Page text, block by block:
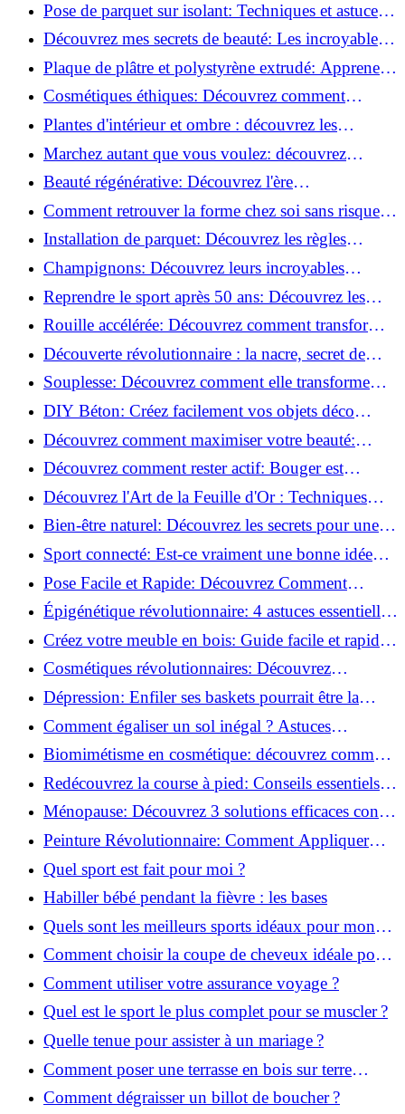
Pose de parquet sur isolant: Techniques et astuces
pour un sol parfait!
Découvrez mes secrets de beauté: Les incroyables
vertus du raisin!
Plaque de plâtre et polystyrène extrudé: Apprenez
à les coller efficacement!
Cosmétiques éthiques: Découvrez comment
transformer votre routine beauté!
Plantes d'intérieur et ombre : découvrez les
meilleures pour votre maison !
Marchez autant que vous voulez: découvrez
pourquoi c'est bénéfique!
Beauté régénérative: Découvrez l'ère
révolutionnaire de la cosmétique verte!
Comment retrouver la forme chez soi sans risque
de blessure: Techniques et conseils sûrs!
Installation de parquet: Découvrez les règles
essentielles à respecter!
Champignons: Découvrez leurs incroyables
pouvoirs antioxydants!
Reprendre le sport après 50 ans: Découvrez les
meilleures méthodes!
Rouille accélérée: Découvrez comment transformer
la corrosion en déco tendance!
Découverte révolutionnaire : la nacre, secret de
régénération inouï !
Souplesse: Découvrez comment elle transforme
votre performance sportive!
DIY Béton: Créez facilement vos objets déco
tendance!
Découvrez comment maximiser votre beauté:
Astuces et secrets révélés!
Découvrez comment rester actif: Bouger est
toujours possible!
Découvrez l'Art de la Feuille d'Or : Techniques
Incontournables pour Réussir!
Bien-être naturel: Découvrez les secrets pour une
vie saine!
Sport connecté: Est-ce vraiment une bonne idée
pour vous?
Pose Facile et Rapide: Découvrez Comment
Monter des Carreaux de Béton Cellulaire!
Épigénétique révolutionnaire: 4 astuces essentielles
pour transformer votre bien-être!
Créez votre meuble en bois: Guide facile et rapide
pour débutants!
Cosmétiques révolutionnaires: Découvrez
comment les fermes verticales transforment la
beauté!
Dépression: Enfiler ses baskets pourrait être la
solution!
Comment égaliser un sol inégal ? Astuces
infaillibles pour réussir !
Biomimétisme en cosmétique: découvrez comment
la nature inspire l'avenir des soins beauté!
Redécouvrez la course à pied: Conseils essentiels
pour reprendre!
Ménopause: Découvrez 3 solutions efficaces contre
les bouffées de chaleur!
Peinture Révolutionnaire: Comment Appliquer
Deux Couleurs Sur Une Porte!
Quel sport est fait pour moi ?
Habiller bébé pendant la fièvre : les bases
Quels sont les meilleurs sports idéaux pour mon
enfant ?
Comment choisir la coupe de cheveux idéale pour
votre visage ?
Comment utiliser votre assurance voyage ?
Quel est le sport le plus complet pour se muscler ?
Quelle tenue pour assister à un mariage ?
Comment poser une terrasse en bois sur terre
battue ?
Comment dégraisser un billot de boucher ?